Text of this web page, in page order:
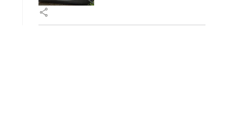
share